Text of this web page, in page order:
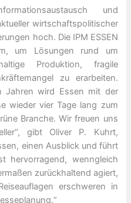
und
wirtschaftspolitischer
hoch. Die IPM ESSEN
um Lösungen rund um
Produktion, fragile
zu erarbeiten.
Jahren wird Essen mit der
wieder vier Tage lang zum
Branche. Wir freuen uns
gibt Oliver P. Kuhrt,
einen Ausblick und führt
hervorragend, wenngleich
zurückhaltend agiert,
erschweren in